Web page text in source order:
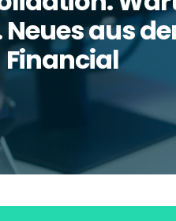
aus
Financial